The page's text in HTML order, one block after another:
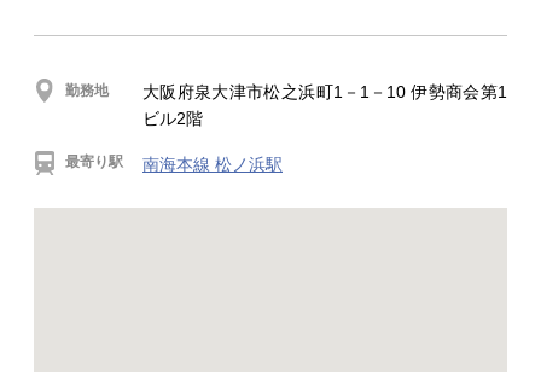
勤務地
大阪府泉大津市松之浜町1－1－10 伊勢商会第1
ビル2階
最寄り駅 南海本線 松ノ浜駅